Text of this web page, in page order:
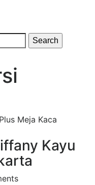
Search
Kayu